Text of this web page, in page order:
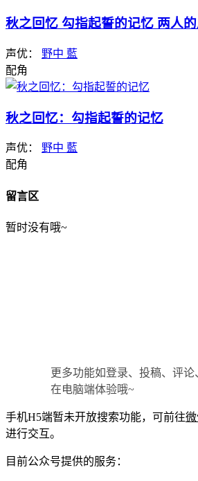
秋之回忆 勾指起誓的记忆 两人
声优： 野中 藍
配角
秋之回忆：勾指起誓的记忆
声优： 野中 藍
配角
留言区
暂时没有哦~
更多功能如登录、投稿、评论
在电脑端体验哦~
手机H5端暂未开放搜索功能，可前往
进行交互。
目前公众号提供的服务：